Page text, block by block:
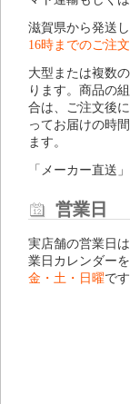
滋賀県から発送
16時までのご注
大型または複数
ります。商品の
合は、ご注文後
ってお届けの時
ます。
「メーカー直送
営業日
実店舗の営業日は
業日カレンダー
金・土・日曜で